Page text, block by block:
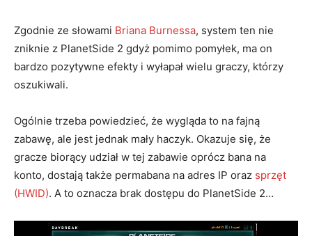
Zgodnie ze słowami Briana Burnessa, system ten nie
zniknie z PlanetSide 2 gdyż pomimo pomyłek, ma on
bardzo pozytywne efekty i wyłapał wielu graczy, którzy
oszukiwali.
Ogólnie trzeba powiedzieć, że wygląda to na fajną
zabawę, ale jest jednak mały haczyk. Okazuje się, że
gracze biorący udział w tej zabawie oprócz bana na
konto, dostają także permabana na adres IP oraz sprzęt
(HWID). A to oznacza brak dostępu do PlanetSide 2…
Odtwarzacz